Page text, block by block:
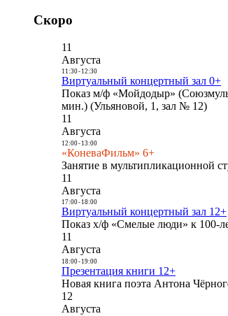
Скоро
11
Августа
11:30- 12:30
Виртуальный концертный зал 0+
Показ м/ф «Мойдодыр»
мин.) (Ульяновой, 1, зал № 12)
11
Августа
12:00- 13:00
«КоневаФильм» 6+
Занятие в мультипликационной
11
Августа
17:00- 18:00
Виртуальный концертный зал 12+
Показ х/ф «Смелые люди» к 100-
11
Августа
18:00- 19:00
Презентация книги 12+
Новая книга поэта Антона
12
Августа